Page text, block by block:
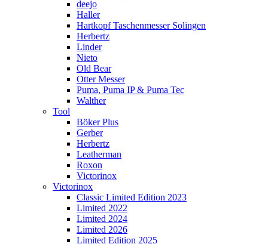
deejo
Haller
Hartkopf Taschenmesser Solingen
Herbertz
Linder
Nieto
Old Bear
Otter Messer
Puma, Puma IP & Puma Tec
Walther
Tool
Böker Plus
Gerber
Herbertz
Leatherman
Roxon
Victorinox
Victorinox
Classic Limited Edition 2023
Limited 2022
Limited 2024
Limited 2026
Limited Edition 2025